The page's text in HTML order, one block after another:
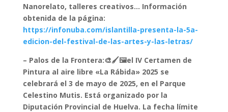
Nanorelato, talleres creativos… Información
obtenida de la página:
https://infonuba.com/islantilla-presenta-la-5a-
edicion-del-festival-de-las-artes-y-las-letras/
– Palos de la Frontera:🎨🖌️🖼️el IV Certamen de
Pintura al aire libre «La Rábida» 2025 se
celebrará el 3 de mayo de 2025, en el Parque
Celestino Mutis. Está organizado por la
Diputación Provincial de Huelva. La fecha límite